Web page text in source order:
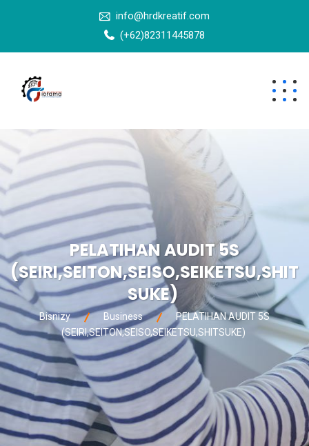
info@hrdkreatif.com
(+62)82311445878
PELATIHAN AUDIT 5S
(SEIRI,SEITON,SEISO,SEIKETSU,SHIT
SUKE)
Bisnizy Business
PELATIHAN AUDIT 5S
(SEIRI,SEITON,SEISO,SEIKETSU,SHITSUKE)